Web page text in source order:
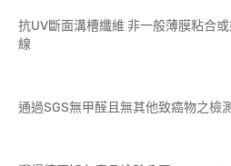
抗UV斷面溝槽纖維 非一般薄膜粘合
線
通過SGS無甲醛且無其他致癌物之檢測